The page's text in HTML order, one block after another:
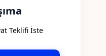
Teklifi İste